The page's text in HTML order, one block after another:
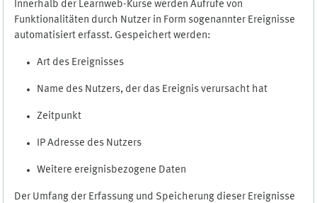
Innerhalb der Learnweb-Kurse werden Aufrufe von
Funktionalitäten durch Nutzer in Form sogenannter Ereignisse
automatisiert erfasst. Gespeichert werden:
Art des Ereignisses
Name des Nutzers, der das Ereignis verursacht hat
Zeitpunkt
IP Adresse des Nutzers
Weitere ereignisbezogene Daten
Der Umfang der Erfassung und Speicherung dieser Ereignisse